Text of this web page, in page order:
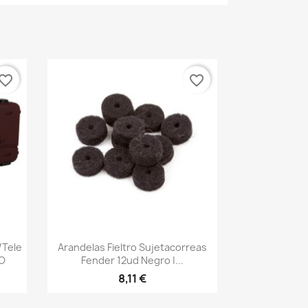
Vista rápida
Arandelas Fieltro Sujetacorreas
Fender 12ud Negro |...
8,11 €
favorite_border